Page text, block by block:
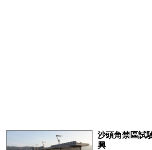
沙頭角禁區試
興